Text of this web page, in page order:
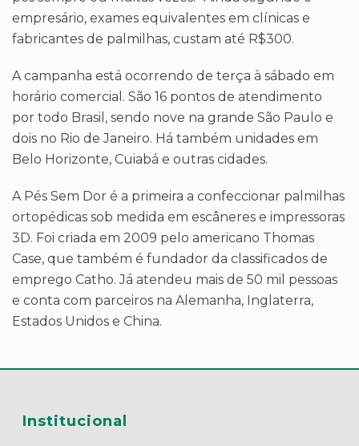
empresário, exames equivalentes em clínicas e
fabricantes de palmilhas, custam até R$300.
A campanha está ocorrendo de terça à sábado em
horário comercial. São 16 pontos de atendimento
por todo Brasil, sendo nove na grande São Paulo e
dois no Rio de Janeiro. Há também unidades em
Belo Horizonte, Cuiabá e outras cidades.
A Pés Sem Dor é a primeira a confeccionar palmilhas
ortopédicas sob medida em escâneres e impressoras
3D. Foi criada em 2009 pelo americano Thomas
Case, que também é fundador da classificados de
emprego Catho. Já atendeu mais de 50 mil pessoas
e conta com parceiros na Alemanha, Inglaterra,
Estados Unidos e China.
Institucional